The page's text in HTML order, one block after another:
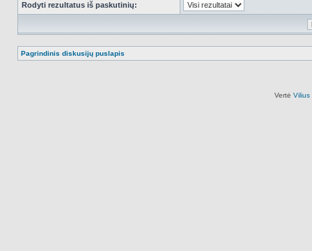
Rodyti rezultatus iš paskutinių:
Pagrindinis diskusijų puslapis
Vertė Vilius